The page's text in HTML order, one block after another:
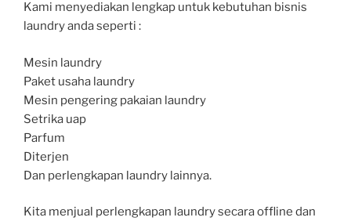
Kami menyediakan lengkap untuk kebutuhan bisnis
laundry anda seperti :
Mesin laundry
Paket usaha laundry
Mesin pengering pakaian laundry
Setrika uap
Parfum
Diterjen
Dan perlengkapan laundry lainnya.
Kita menjual perlengkapan laundry secara offline dan